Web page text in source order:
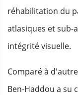
réhabilitation du
atlasiques et
intégrité visuelle.
Comparé à
Ben-Haddou a su